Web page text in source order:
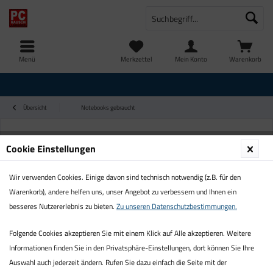
Warenkorb
Merkzettel Mein Konto
Menü
Übersicht Notebooks gebraucht
Cookie Einstellungen
Wir verwenden Cookies. Einige davon sind technisch notwendig (z.B. für den
Warenkorb), andere helfen uns, unser Angebot zu verbessern und Ihnen ein
besseres Nutzererlebnis zu bieten. Zu unseren Datenschutzbestimmungen.
Folgende Cookies akzeptieren Sie mit einem Klick auf Alle akzeptieren. Weitere
Informationen finden Sie in den Privatsphäre-Einstellungen, dort können Sie Ihre
Auswahl auch jederzeit ändern. Rufen Sie dazu einfach die Seite mit der